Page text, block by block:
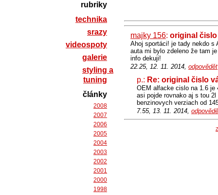
majky 156: original
Ahoj sportáci! je tady nekdo s
auta mi bylo zdeleno že tam
info dekuji!
22.25, 12. 11. 2014, odpovědět
p.: Re: original čislo
OEM alfacke cislo na 1.6 je
asi pojde rovnako aj s tou
benzinovych verziach od
7.55, 13. 11. 2014,
rubriky
technika
srazy
videospoty
galerie
styling a
tuning
články
2008
2007
2006
2005
2004
2003
2002
2001
2000
1998